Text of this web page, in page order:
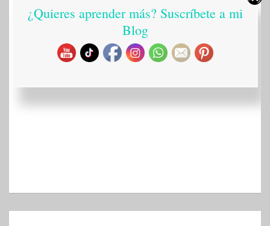
¿Quieres aprender más? Suscríbete a mi
Blog